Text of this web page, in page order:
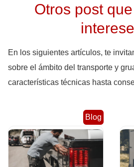
Otros post
En los siguientes artículos, te
sobre el ámbito del transporte y
características técnicas hasta
Blog